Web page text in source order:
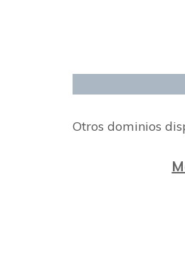
Otros dominios